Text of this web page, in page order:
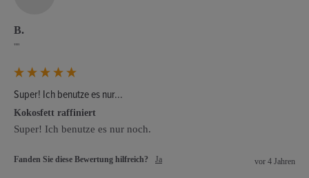
B.
""
Super! Ich benutze es nur...
Kokosfett raffiniert
Super! Ich benutze es nur noch.
Fanden Sie diese Bewertung hilfreich? Ja vor 4 Jahren